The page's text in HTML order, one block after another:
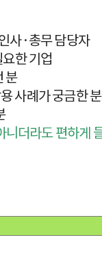
사·총무 담당자
한 기업
분
사례가 궁금한 분
더라도 편하게